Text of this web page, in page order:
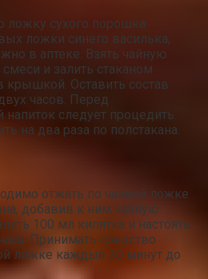
ложку сухого порошка
ложки синего василька,
в аптеке. Взять чайную
и залить стаканом
крышкой. Оставить состав
часов. Перед
следует процедить.
на два раза по полстакана.
отжать по чайной ложке
добавив к ним чайную
100 мл кипятка и настоять
Принимать средство
ложке каждые 30 минут до